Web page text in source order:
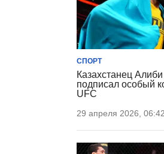
СПОРТ
Казахстанец
подписал особый
UFC
29 апреля 2026, 06:42